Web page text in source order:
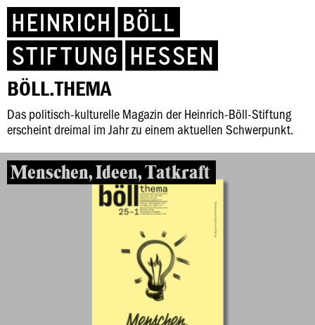
BÖLL.THEMA
Das politisch-kulturelle Magazin der Heinrich-Böll-Stiftung
erscheint dreimal im Jahr zu einem aktuellen Schwerpunkt.
Menschen, Ideen, Tatkraft